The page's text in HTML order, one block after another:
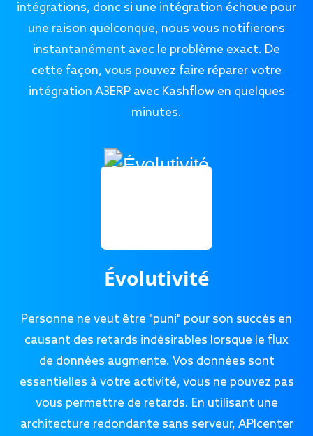
intégrations, donc si une intégration échoue pour
une raison quelconque, nous vous notifierons
instantanément avec le problème exact. De
cette façon, vous pouvez faire réparer votre
intégration A3ERP avec Kashflow en quelques
minutes.
Évolutivité
Personne ne veut être "puni" pour son succès en
causant des retards indésirables lorsque le flux
de données augmente. Vos données sont
essentielles à votre activité, vous ne pouvez pas
vous permettre de retards. En utilisant une
architecture redondante sans serveur, APIcenter